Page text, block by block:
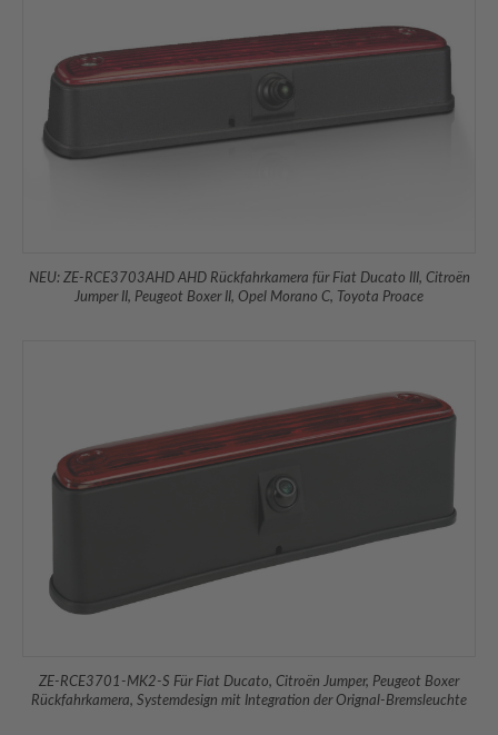
NEU: ZE-RCE3703AHD AHD Rückfahrkamera für Fiat Ducato III, Citroën
Jumper II, Peu­geot Boxer II, Opel Morano C, Toyota Proace
ZE-RCE3701-MK2-S Für Fiat Ducato, Citroën Jumper, Peu­geot Boxer
Rückfahrkamera, Systemdesign mit Integration der Orignal-Bremsleuchte